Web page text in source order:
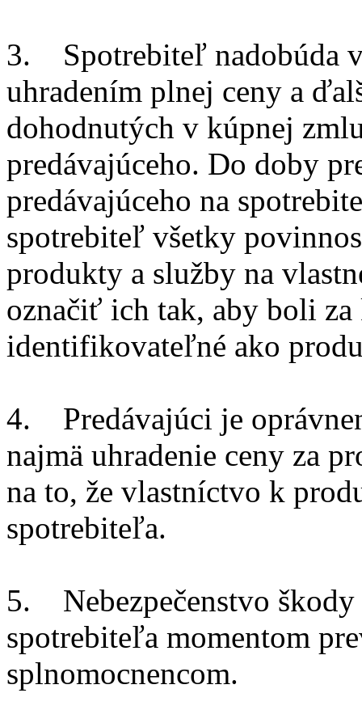
3. Spotrebiteľ nadobúda
uhradením plnej ceny a
dohodnutých v kúpnej
predávajúceho. Do doby
predávajúceho na
spotrebiteľ všetky
produkty a služby na
označiť ich tak, aby boli
identifikovateľné ako
4. Predávajúci je
najmä uhradenie ceny za
na to, že vlastníctvo k
spotrebiteľa.
5. Nebezpečenstvo škody
spotrebiteľa momentom
splnomocnencom.